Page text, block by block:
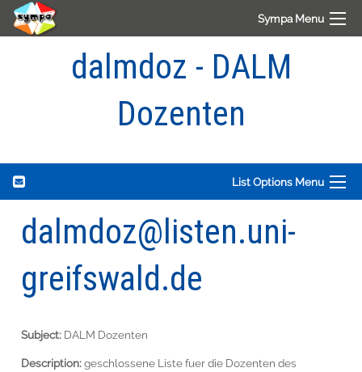
Sympa Menu
dalmdoz - DALM
Dozenten
List Options Menu
dalmdoz@listen.uni-
greifswald.de
Subject: DALM Dozenten
Description:geschlossene Liste fuer die Dozenten des